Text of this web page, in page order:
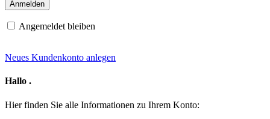
Angemeldet bleiben
Neues Kundenkonto anlegen
Hallo .
Hier finden Sie alle Informationen zu Ihrem Konto: